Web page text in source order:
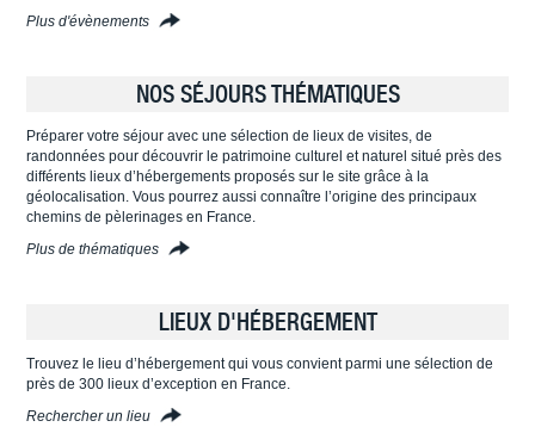
Plus d'évènements
NOS SÉJOURS THÉMATIQUES
Préparer votre séjour avec une sélection de lieux de visites, de
randonnées pour découvrir le patrimoine culturel et naturel situé près des
différents lieux d’hébergements proposés sur le site grâce à la
géolocalisation. Vous pourrez aussi connaître l’origine des principaux
chemins de pèlerinages en France.
Plus de thématiques
LIEUX D'HÉBERGEMENT
Trouvez le lieu d’hébergement qui vous convient parmi une sélection de
près de 300 lieux d’exception en France.
Rechercher un lieu